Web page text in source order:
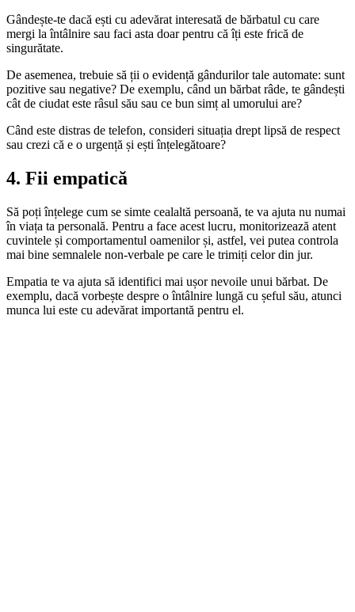
Gândește-te dacă ești cu adevărat interesată de bărbatul cu care
mergi la întâlnire sau faci asta doar pentru că îți este frică de
singurătate.
De asemenea, trebuie să ții o evidență gândurilor tale automate: sunt
pozitive sau negative? De exemplu, când un bărbat râde, te gândești
cât de ciudat este râsul său sau ce bun simț al umorului are?
Când este distras de telefon, consideri situația drept lipsă de respect
sau crezi că e o urgență și ești înțelegătoare?
4. Fii empatică
Să poți înțelege cum se simte cealaltă persoană, te va ajuta nu numai
în viața ta personală. Pentru a face acest lucru, monitorizează atent
cuvintele și comportamentul oamenilor și, astfel, vei putea controla
mai bine semnalele non-verbale pe care le trimiți celor din jur.
Empatia te va ajuta să identifici mai ușor nevoile unui bărbat. De
exemplu, dacă vorbește despre o întâlnire lungă cu șeful său, atunci
munca lui este cu adevărat importantă pentru el.